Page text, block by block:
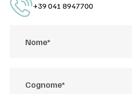
+39 041 8947700